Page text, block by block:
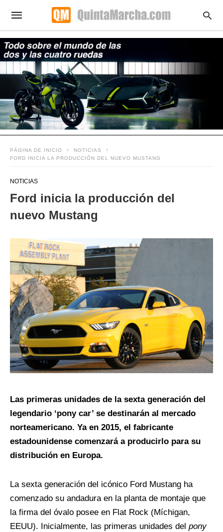
PÁGINA DE INICIO
NOTICIAS
FORD INICIA LA PRODUCCIÓN DEL NUEVO MUSTANG
NOTICIAS
Ford inicia la producción del
nuevo Mustang
Las primeras unidades de la sexta generación del
legendario ‘pony car’ se destinarán al mercado
norteamericano. Ya en 2015, el fabricante
estadounidense comenzará a producirlo para su
distribución en Europa.
La sexta generación del icónico Ford Mustang ha
comenzado su andadura en la planta de montaje que
la firma del óvalo posee en Flat Rock (Míchigan,
EEUU). Inicialmente, las primeras unidades del pony